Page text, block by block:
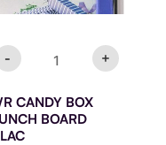
- +
CANDY BOX
BOARD